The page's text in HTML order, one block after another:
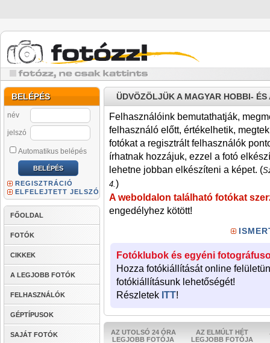
BELÉPÉS
név
jelszó
Automatikus belépés
REGISZTRÁCIÓ
ELFELEJTETT JELSZÓ
FŐOLDAL
FOTÓK
CIKKEK
A LEGJOBB FOTÓK
FELHASZNÁLÓK
GÉPTÍPUSOK
SAJÁT FOTÓK
ÜDVÖZÖLJÜK A MAGYAR HOBBI-
Felhasználóink bemutathatják,
felhasználó előtt, értékelhetik,
fotókat a regisztrált felhasználók
írhatnak hozzájuk, ezzel a fotó
lehetne jobban elkészíteni a képet. (
4.)
A weboldalon található fotókat
engedélyhez kötött!
Fotóklubok és egyéni
Hozza fotókiállítását online
fotókiállításunk lehetőségét!
Részletek ITT!
AZ UTOLSÓ 24 ÓRA
LEGJOBB FOTÓJA
AZ ELMÚLT HÉT
LEGJOBB FOTÓJA